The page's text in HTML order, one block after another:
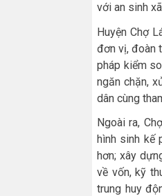
với an sinh
Huyện Chợ
đơn vị, đoàn
pháp kiểm
ngăn chặn,
dân cùng
Ngoài ra,
hình sinh kế
hơn; xây
về vốn, kỹ
trung huy